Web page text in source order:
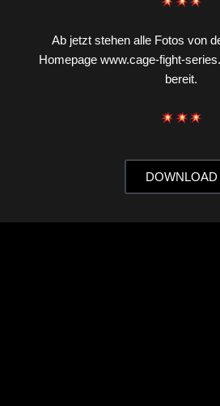
Ab jetzt stehen alle Fotos von
Homepage www.cage-fight-
bereit.
DOWNLOAD